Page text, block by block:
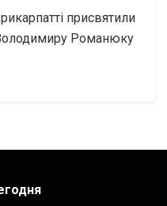
присвятили
Романюку